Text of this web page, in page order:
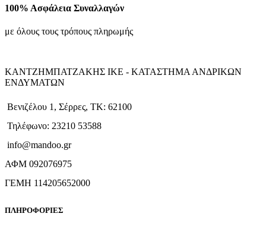
100% Ασφάλεια Συναλλαγών
με όλους τους τρόπους πληρωμής
ΚΑΝΤΖΗΜΠΑΤΖΑΚΗΣ ΙΚΕ - ΚΑΤΑΣΤΗΜΑ ΑΝΔΡΙΚΩΝ
ΕΝΔΥΜΑΤΩΝ
Βενιζέλου 1, Σέρρες, ΤΚ: 62100
Τηλέφωνο: 23210 53588
info@mandoo.gr
ΑΦΜ 092076975
ΓΕΜΗ 114205652000
ΠΛΗΡΟΦΟΡΙΕΣ